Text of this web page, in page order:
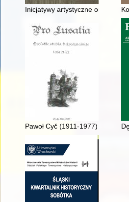
Inicjatywy artystyczne oraz
Pawoł Cyč (1911-1977)